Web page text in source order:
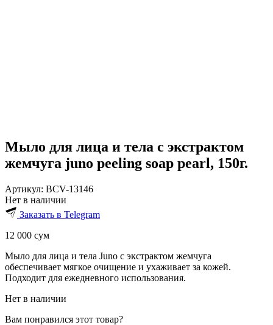
Мыло для лица и тела с экстрактом
жемчуга juno peeling soap pearl, 150г.
Артикул: BCV-13146
Нет в наличии
Заказать в Telegram
12 000 сум
Мыло для лица и тела Juno с экстрактом жемчуга
обеспечивает мягкое очищение и ухаживает за кожей.
Подходит для ежедневного использования.
Нет в наличии
Вам понравился этот товар?